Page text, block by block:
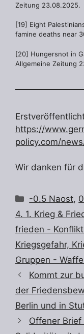
Zeitung 23.08.2025.
[19] Eight
famine deaths near
[20] Hungersnot in
Allgemeine Zeitung
https://
policy.com/
Wir danken für
Kategorien
-0.5 Naost,
4. 1. Krieg &
frieden -
Kriegsgefahr,
Gruppen -
Kommt zur
der
Berlin und in
Offener